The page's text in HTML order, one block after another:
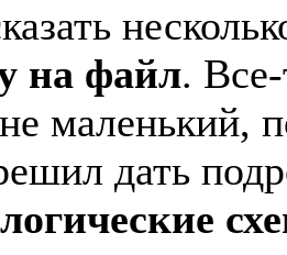
на файл.
маленький,
дать
логические